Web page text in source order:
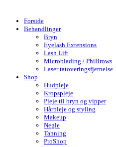
Forside
Behandlinger
Bryn
Eyelash Extensions
Lash Lift
Microblading / PhiBrows
Laser tatoveringsfjernelse
Shop
Hudpleje
Kropspleje
Pleje til bryn og vipper
Hårpleje og styling
Makeup
Negle
Tanning
ProShop